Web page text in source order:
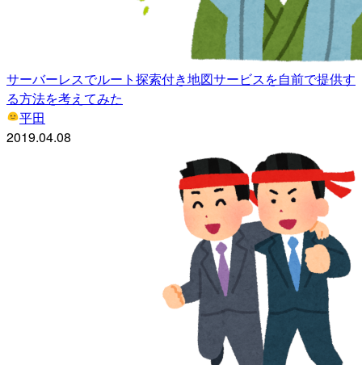
サーバーレスでルート探索付き地図サービスを自前で提供す
る方法を考えてみた
平田
2019.04.08